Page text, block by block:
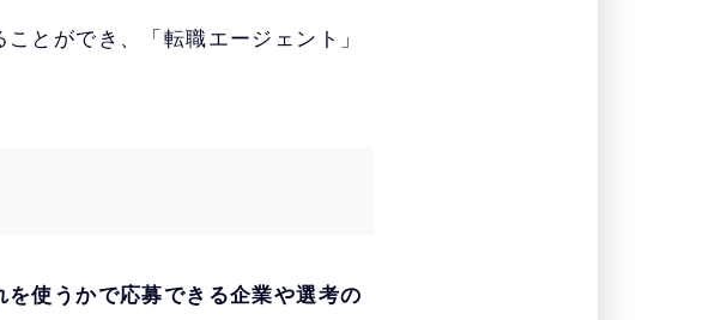
ト実績が豊富
以上で、
管理部門や女性の管理職の転
とができ、「転職エージェント」
を使うかで応募できる企業や選考の